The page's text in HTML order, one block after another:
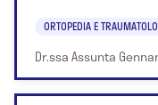
ORTOPEDIA E
Dr.ssa Assunta